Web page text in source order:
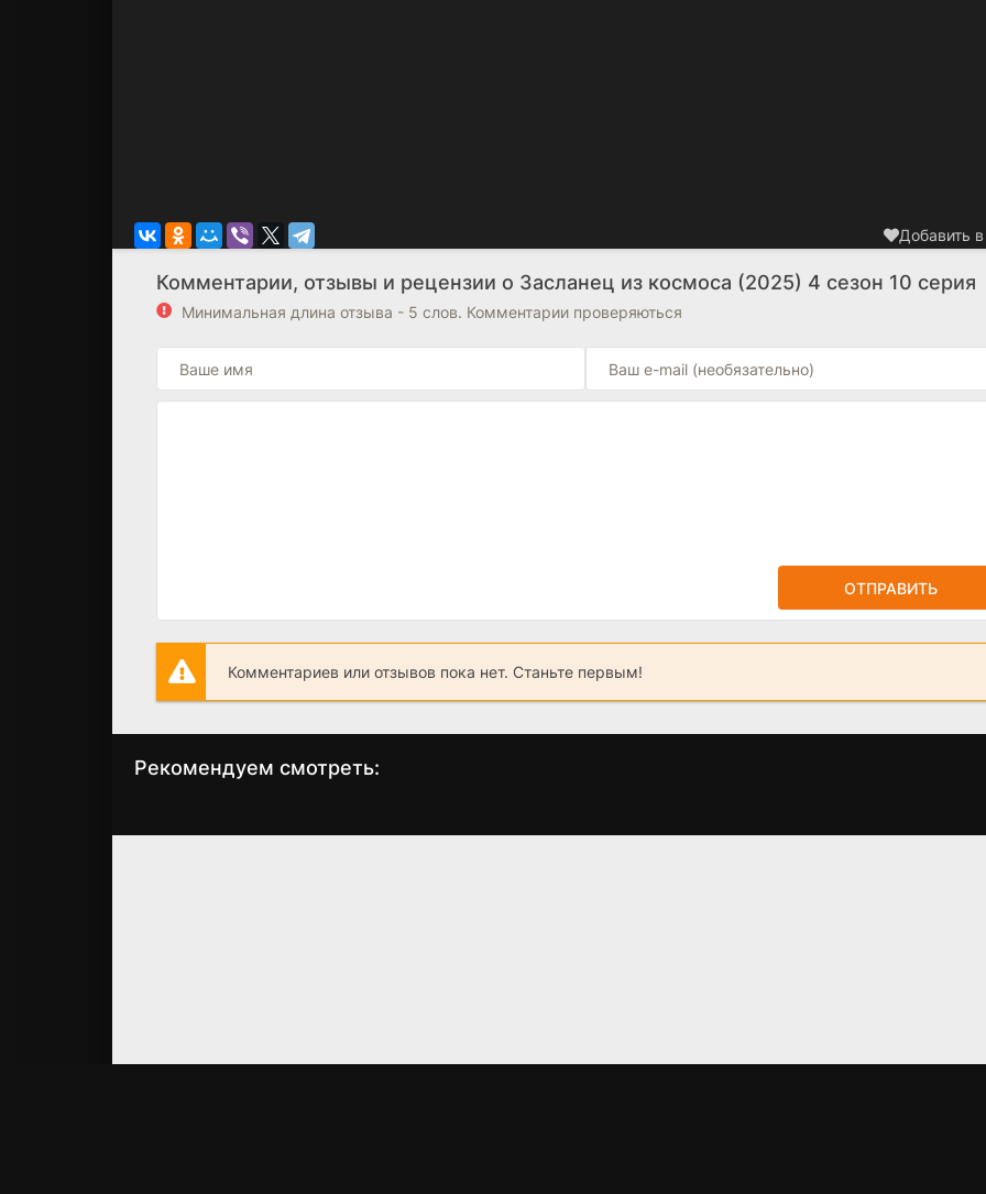
Добавить
Комментарии, отзывы и рецензии о Засланец из космоса (2025) 4 сезон 10 серия
Минимальная длина отзыва - 5 слов. Комментарии проверяються
ОТПРАВИТЬ
Комментариев или отзывов пока нет. Станьте первым!
Рекомендуем смотреть: